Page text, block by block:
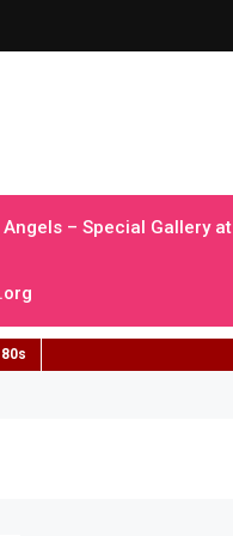
Angels – Special Gallery at